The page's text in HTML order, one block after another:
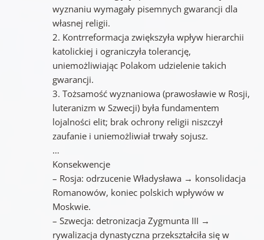
wyznaniu wymagały pisemnych gwarancji dla
własnej religii.
2. Kontrreformacja zwiększyła wpływ hierarchii
katolickiej i ograniczyła tolerancję,
uniemożliwiając Polakom udzielenie takich
gwarancji.
3. Tożsamość wyznaniowa (prawosławie w Rosji,
luteranizm w Szwecji) była fundamentem
lojalności elit; brak ochrony religii niszczył
zaufanie i uniemożliwiał trwały sojusz.
…
Konsekwencje
– Rosja: odrzucenie Władysława → konsolidacja
Romanowów, koniec polskich wpływów w
Moskwie.
– Szwecja: detronizacja Zygmunta III →
rywalizacja dynastyczna przekształciła się w